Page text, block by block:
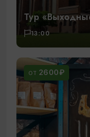
Тур
13:00
ОТ 2600₽